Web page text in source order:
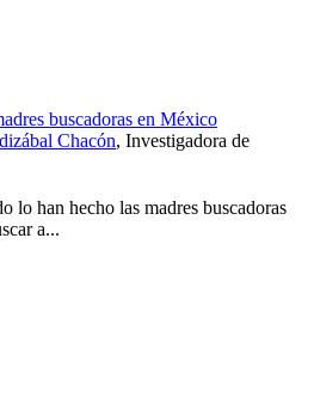
buscadoras en México
Chacón, Investigadora de
lo han hecho las madres buscadoras
a...